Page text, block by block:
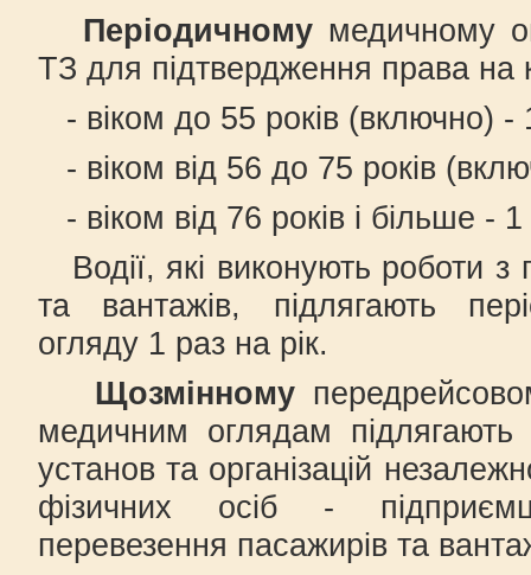
Періодичному медичному
ТЗ для підтвердження права на
- віком до 55 років (включно) -
- віком від 56 до 75 років
- віком від 76 років і більше - 1
Водії, які виконують роботи з
та вантажів, підлягають
огляду 1 раз на рік.
Щозмінному
медичним оглядам підлягають
установ та організацій
фізичних осіб -
перевезення пасажирів та